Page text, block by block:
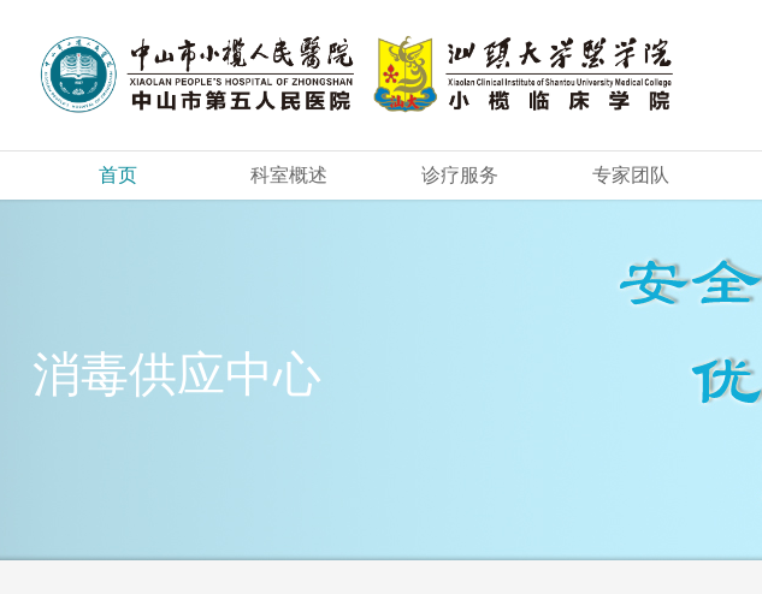
首页 科室概述 诊疗服务 专家团队
消毒供应中心